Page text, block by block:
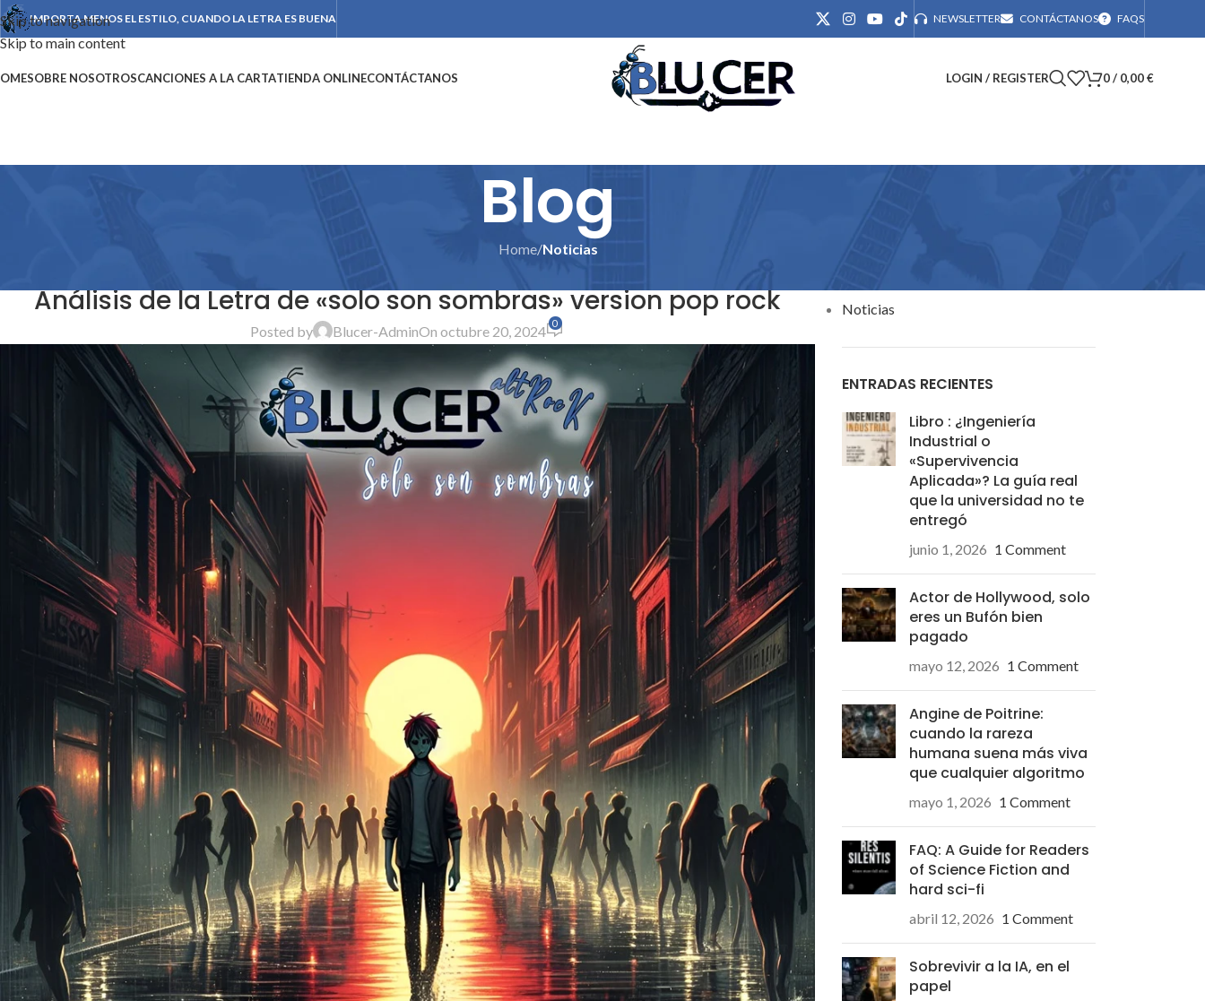
Skip to navigation
Skip to main content
IMPORTA MENOS EL ESTILO, CUANDO LA LETRA ES BUENA NEWSLETTER CONTÁCTANOS FAQS
SOBRE NOSOTROSCANCIONES A LA CARTATIENDA ONLINECONTÁCTANOS LOGIN / REGISTER 0/ 0,00€
Blog
Home/Noticias
Análisis de la Letra de «solo son sombras» version pop rock
Posted by Blucer-AdminOn octubre 20, 2024 0
Noticias
ENTRADAS RECIENTES
Libro : ¿Ingeniería
Industrial o
«Supervivencia
Aplicada»? La guía real
que la universidad no te
entregó
junio 1, 2026 1 Comment
Actor de Hollywood, solo
eres un Bufón bien
pagado
mayo 12, 2026 1 Comment
Angine de Poitrine:
cuando la rareza
humana suena más viva
que cualquier algoritmo
mayo 1, 2026 1 Comment
FAQ: A Guide for Readers
of Science Fiction and
hard sci-fi
abril 12, 2026 1 Comment
Sobrevivir a la IA, en el
papel